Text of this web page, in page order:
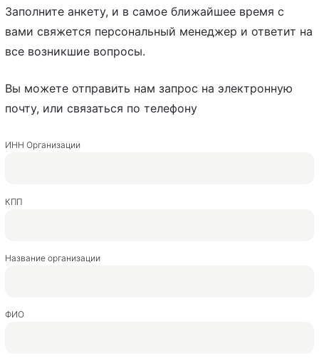
Заполните анкету, и в самое ближайшее время с
вами свяжется персональный менеджер и ответит на
все возникшие вопросы.
Вы можете отправить нам запрос на электронную
почту, или связаться по телефону
ИНН Организации
КПП
Название организации
ФИО